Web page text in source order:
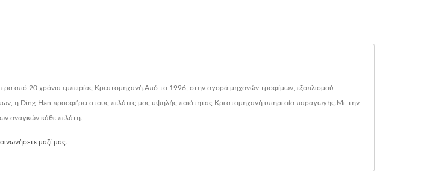
από 20 χρόνια εμπειρίας Κρεατομηχανή.Από το 1996, στην αγορά μηχανών τροφίμων, εξοπλισμού
η Ding-Han προσφέρει στους πελάτες μας υψηλής ποιότητας Κρεατομηχανή υπηρεσία παραγωγής.Με την
αναγκών κάθε πελάτη.
μαζί μας